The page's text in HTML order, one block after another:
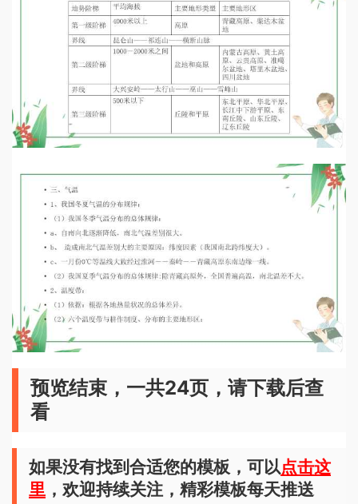
预览结束，一共24页，请下载后查
看
如果没有找到合适您的模板，可以点击这
里 ，欢迎持续关注，精彩模板每天推送